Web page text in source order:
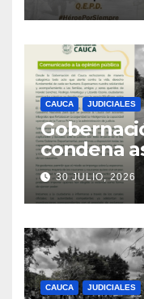
CAUCA JUDICIALES
condena
ciudadanos y exige
urgentes
Nacional
30 JULIO, 2026
CAUCA JUDICIALES